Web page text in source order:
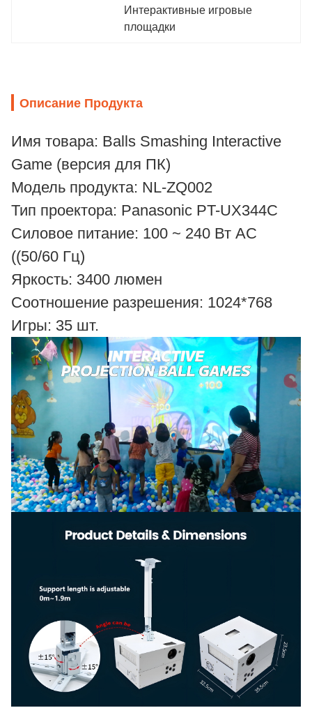
Интерактивные игровые
площадки
Описание Продукта
Имя товара: Balls Smashing Interactive
Game (версия для ПК)
Модель продукта: NL-ZQ002
Тип проектора: Panasonic PT-UX344C
Силовое питание: 100 ~ 240 Вт AC
((50/60 Гц)
Яркость: 3400 люмен
Соотношение разрешения: 1024*768
Игры: 35 шт.